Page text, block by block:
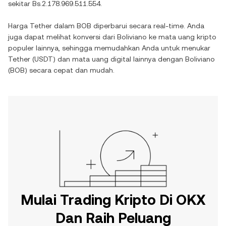
sekitar Bs.2.178.969.511.554.
Harga Tether dalam BOB diperbarui secara real-time. Anda
juga dapat melihat konversi dari Boliviano ke mata uang kripto
populer lainnya, sehingga memudahkan Anda untuk menukar
Tether (USDT) dan mata uang digital lainnya dengan Boliviano
(BOB) secara cepat dan mudah.
Mulai Trading Kripto Di OKX
Dan Raih Peluang